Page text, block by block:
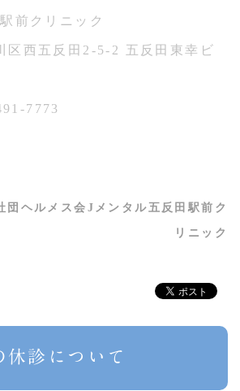
前クリニック
区西五反田2-5-2 五反田東幸ビ
7773
団ヘルメス会Jメンタル五反田駅前ク
リニック
休診について